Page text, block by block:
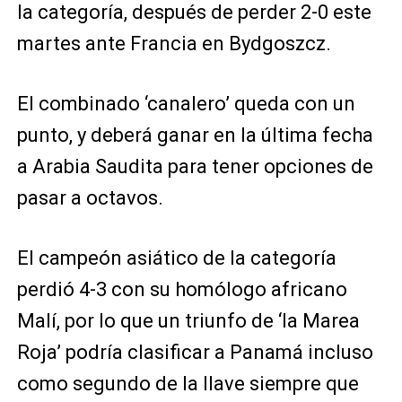
la categoría, después de perder 2-0 este
martes ante Francia en Bydgoszcz.
El combinado ‘canalero’ queda con un
punto, y deberá ganar en la última fecha
a Arabia Saudita para tener opciones de
pasar a octavos.
El campeón asiático de la categoría
perdió 4-3 con su homólogo africano
Malí, por lo que un triunfo de ‘la Marea
Roja’ podría clasificar a Panamá incluso
como segundo de la llave siempre que